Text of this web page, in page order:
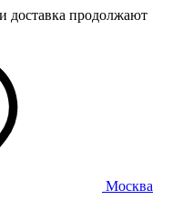
доставка продолжают
Москва